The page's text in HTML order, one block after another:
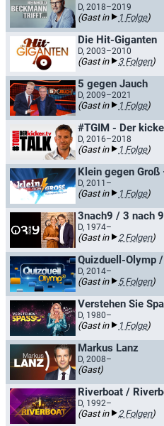
D, 2018–2019
(Gast in 1 Folge)
Die Hit-Giganten
D, 2003–2010
(Gast in 3 Folgen)
5 gegen Jauch
D, 2009–2021
(Gast in 1 Folge)
#TGIM - Der
D, 2016–2018
(Gast in 1 Folge)
Klein gegen Groß
D, 2011–
(Gast in 1 Folge)
3nach9 / 3 nach
D, 1974–
(Gast in 2 Folgen)
Quizduell-Olymp /
D, 2014–
(Gast in 5 Folgen)
D, 1980–
(Gast in 1 Folge)
Markus Lanz
D, 2008–
(Gast)
Riverboat /
D, 1992–
(Gast in 2 Folgen)